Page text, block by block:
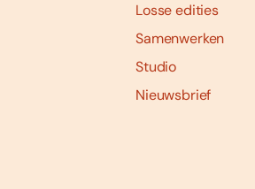
Losse edities
Samenwerken
Studio
Nieuwsbrief